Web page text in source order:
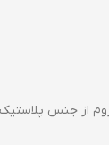
از جنس